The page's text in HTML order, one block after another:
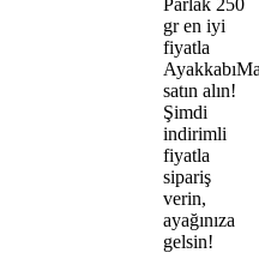
gr en iyi
fiyatla
satın alın!
Şimdi
indirimli
fiyatla
sipariş
verin,
ayağınıza
gelsin!